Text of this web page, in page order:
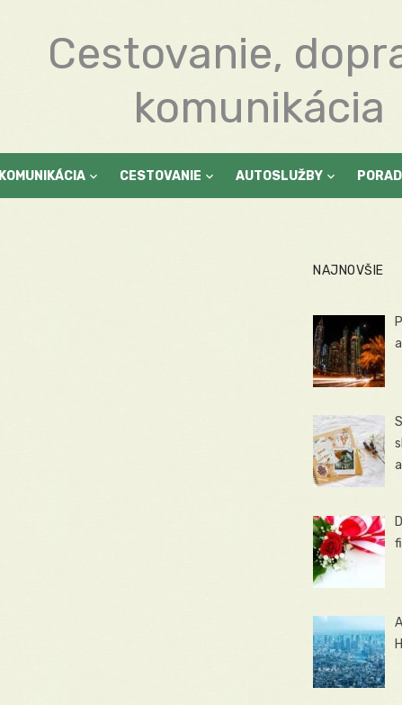
Cestovanie,
komunikácia
KOMUNIKÁCIA CESTOVANIE AUTOSLUŽBY
NAJNOVŠIE